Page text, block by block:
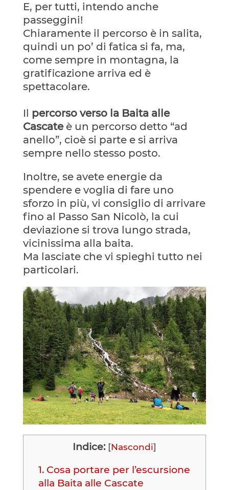
E, per tutti, intendo anche
passeggini!
Chiaramente il percorso è in salita,
quindi un po’ di fatica si fa, ma,
come sempre in montagna, la
gratificazione arriva ed è
spettacolare.
Il percorso verso la Baita alle
Cascateè un percorso detto “ad
anello”, cioè si parte e si arriva
sempre nello stesso posto.
Inoltre, se avete energie da
spendere e voglia di fare uno
sforzo in più, vi consiglio di arrivare
fino al Passo San Nicolò, la cui
deviazione si trova lungo strada,
vicinissima alla baita.
Ma lasciate che vi spieghi tutto nei
particolari.
Indice: [Nascondi]
1.Cosa portare per l’escursione
alla Baita alle Cascate